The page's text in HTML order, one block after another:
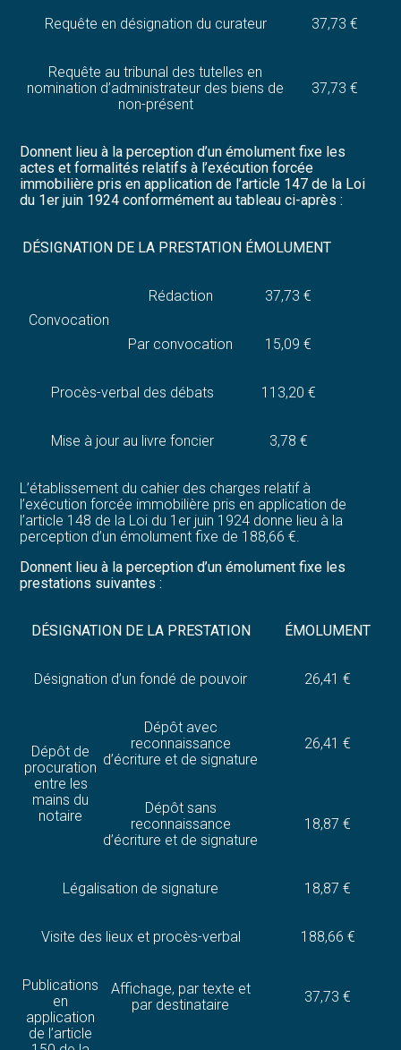
Requête en désignation du curateur 37,73 €
Requête au tribunal des tutelles en
nomination d’administrateur des biens de
non-présent
37,73 €
Donnent lieu à la perception d’un émolument fixe les
actes et formalités relatifs à l’exécution forcée
immobilière pris en application de l’article 147 de la Loi
du 1er juin 1924 conformément au tableau ci-après :
DÉSIGNATION DE LA PRESTATION ÉMOLUMENT
Convocation
Rédaction 37,73 €
Par convocation 15,09 €
Procès-verbal des débats 113,20 €
Mise à jour au livre foncier 3,78 €
L’établissement du cahier des charges relatif à
l’exécution forcée immobilière pris en application de
l’article 148 de la Loi du 1er juin 1924 donne lieu à la
perception d’un émolument fixe de 188,66 €.
Donnent lieu à la perception d’un émolument fixe les
prestations suivantes :
DÉSIGNATION DE LA PRESTATION ÉMOLUMENT
Désignation d’un fondé de pouvoir 26,41 €
Dépôt de
procuration
entre les
mains du
notaire
Dépôt avec
reconnaissance
d’écriture et de signature
26,41 €
Dépôt sans
reconnaissance
d’écriture et de signature
18,87 €
Légalisation de signature 18,87 €
Visite des lieux et procès-verbal 188,66 €
Publications
en
application
de l’article
Affichage, par texte et
par destinataire
37,73 €